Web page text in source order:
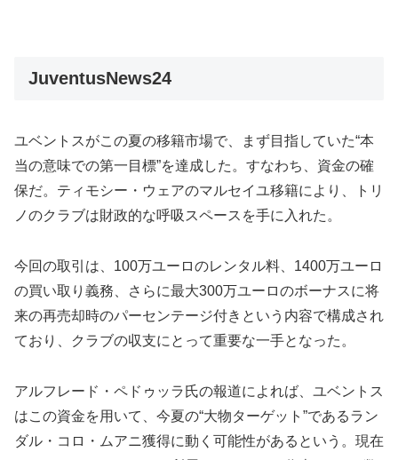
JuventusNews24
ユベントスがこの夏の移籍市場で、まず目指していた“本
当の意味での第一目標”を達成した。すなわち、資金の確
保だ。ティモシー・ウェアのマルセイユ移籍により、トリ
ノのクラブは財政的な呼吸スペースを手に入れた。
今回の取引は、100万ユーロのレンタル料、1400万ユーロ
の買い取り義務、さらに最大300万ユーロのボーナスに将
来の再売却時のパーセンテージ付きという内容で構成され
ており、クラブの収支にとって重要な一手となった。
アルフレード・ペドゥッラ氏の報道によれば、ユベントス
はこの資金を用いて、今夏の“大物ターゲット”であるラン
ダル・コロ・ムアニ獲得に動く可能性があるという。現在